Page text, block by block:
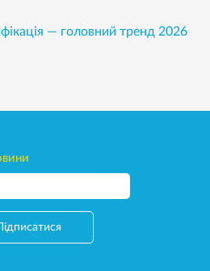
— головний тренд 2026
Підписатися